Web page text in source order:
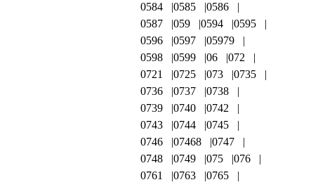
0584
0585
0586
0587
059 0594
0595
0596
0597
05979
0598
0599 06
072
0721
0725 073
0735
0736
0737
0738
0739
0740
0742
0743
0744
0745
0746
07468
0747
0748
0749 075
076
0761
0763
0765